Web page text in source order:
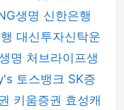
생명 신한은행
대신투자신탁운
명 처브라이프생
토스뱅크 SK증
키움증권 효성캐